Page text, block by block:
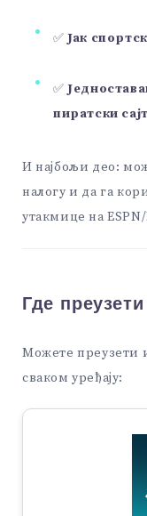
✅Јак
✅
пиратски
И најбољи део:
налогу и да га
утакмице на
Где
Можете преузети
сваком уређају: